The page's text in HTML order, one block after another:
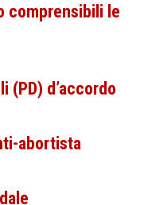
comprensibili le
(PD) d’accordo
abortista